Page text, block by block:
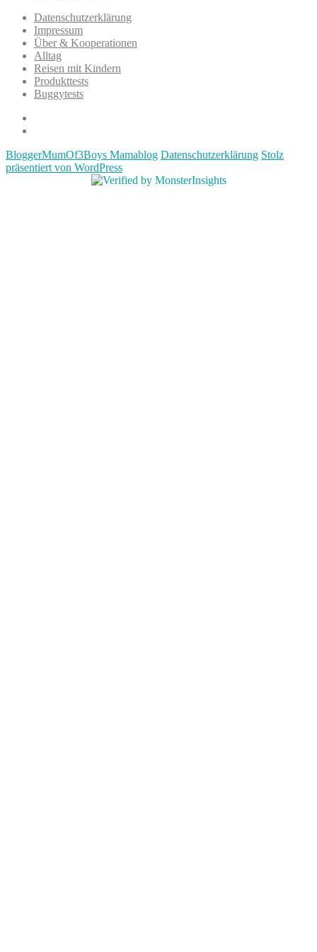
Datenschutzerklärung
Impressum
Über & Kooperationen
Alltag
Reisen mit Kindern
Produkttests
Buggytests
BloggerMumOf3Boys Mamablog Datenschutzerklärung Stolz
präsentiert von WordPress